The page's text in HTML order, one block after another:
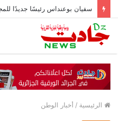
الرئيسية / أخبار الوطن